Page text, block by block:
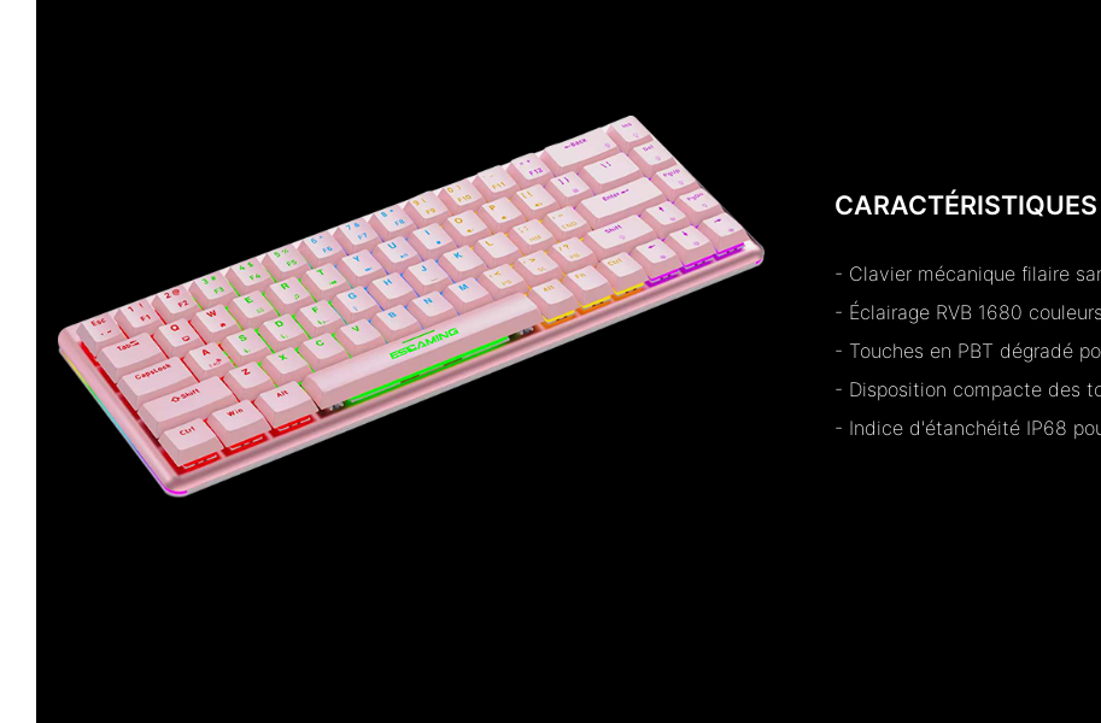
- Clavier mécanique filaire
- Éclairage RVB 1680
- Touches en PBT dégradé
- Disposition compacte des
- Indice d'étanchéité IP68